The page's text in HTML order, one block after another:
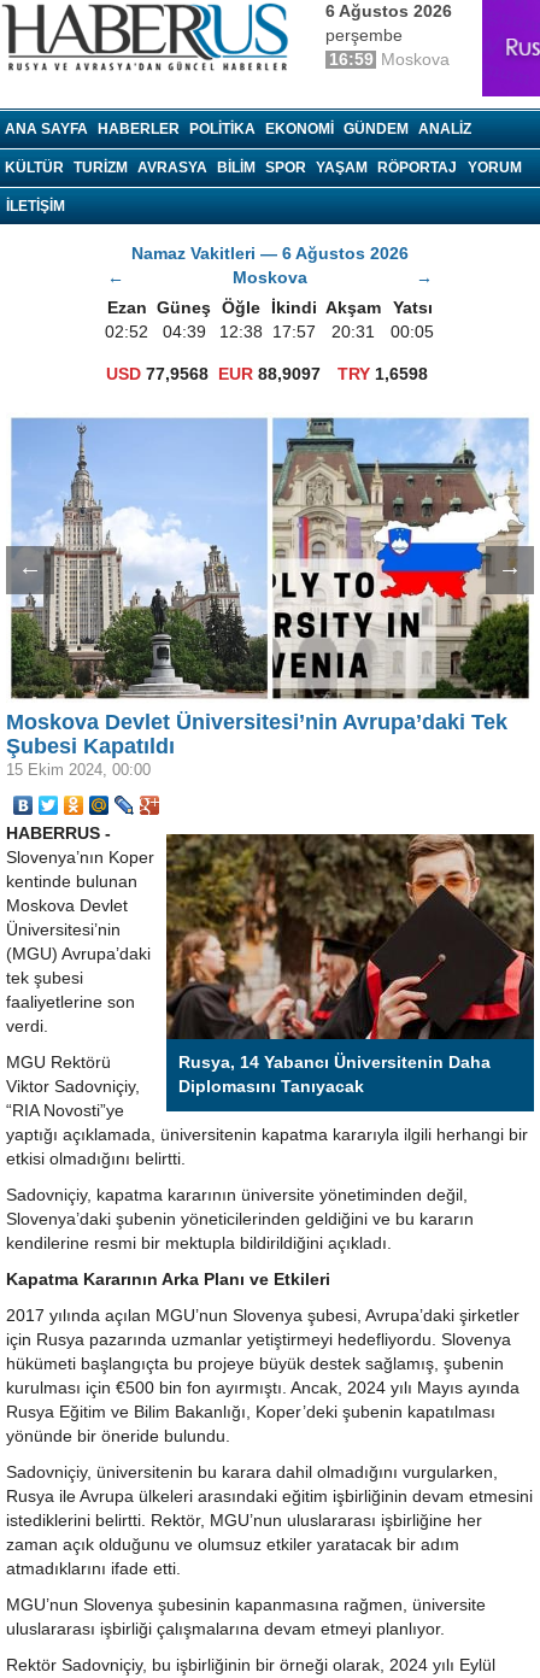
6 Ağustos 2026
perşembe
16:59 Moskova
ANA SAYFA HABERLER POLITIKA EKONOMI GÜNDEM ANALIZ
KÜLTÜR TURIZM AVRASYA BILIM SPOR YAŞAM RÖPORTAJ YORUM
İLETİŞİM
Namaz Vakitleri — 6 Ağustos 2026
←
Moskova
→
Ezan Güneş Öğle İkindi Akşam
Yatsı
02:52
04:39 12:38 17:57 20:31 00:05
USD 77,9568 EUR 88,9097 TRY1,6598
← →
Moskova Devlet Üniversitesi’nin Avrupa’daki Tek
Şubesi Kapatıldı
15 Ekim 2024, 00:00
Rusya, 14 Yabancı Üniversitenin Daha
Diplomasını Tanıyacak
HABERRUS -
Slovenya’nın Koper
kentinde bulunan
Moskova Devlet
Üniversitesi’nin
(MGU) Avrupa’daki
tek şubesi
faaliyetlerine son
verdi.
MGU Rektörü
Viktor Sadovniçiy,
“RIA Novosti”ye
yaptığı açıklamada, üniversitenin kapatma kararıyla ilgili herhangi bir
etkisi olmadığını belirtti.
Sadovniçiy, kapatma kararının üniversite yönetiminden değil,
Slovenya’daki şubenin yöneticilerinden geldiğini ve bu kararın
kendilerine resmi bir mektupla bildirildiğini açıkladı.
Kapatma Kararının Arka Planı ve Etkileri
2017 yılında açılan MGU’nun Slovenya şubesi, Avrupa’daki şirketler
için Rusya pazarında uzmanlar yetiştirmeyi hedefliyordu. Slovenya
hükümeti başlangıçta bu projeye büyük destek sağlamış, şubenin
kurulması için €500 bin fon ayırmıştı. Ancak, 2024 yılı Mayıs ayında
Rusya Eğitim ve Bilim Bakanlığı, Koper’deki şubenin kapatılması
yönünde bir öneride bulundu.
Sadovniçiy, üniversitenin bu karara dahil olmadığını vurgularken,
Rusya ile Avrupa ülkeleri arasındaki eğitim işbirliğinin devam etmesini
istediklerini belirtti. Rektör, MGU’nun uluslararası işbirliğine her
zaman açık olduğunu ve olumsuz etkiler yaratacak bir adım
atmadıklarını ifade etti.
MGU’nun Slovenya şubesinin kapanmasına rağmen, üniversite
uluslararası işbirliği çalışmalarına devam etmeyi planlıyor.
Rektör Sadovniçiy, bu işbirliğinin bir örneği olarak, 2024 yılı Eylül